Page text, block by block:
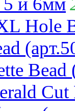
Hole
Bead
Cut